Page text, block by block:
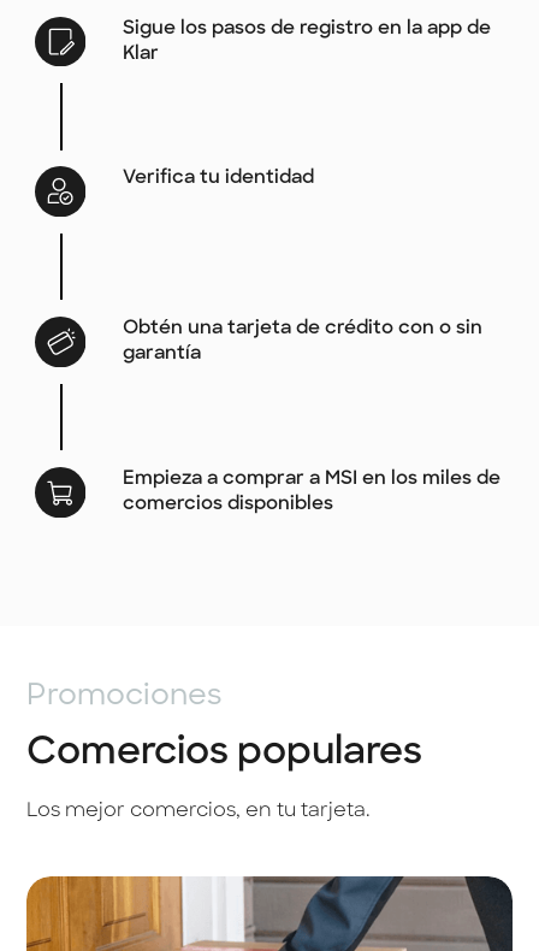
Sigue los pasos de registro en la app de
Klar
Verifica tu identidad
Obtén una tarjeta de crédito con o sin
garantía
Empieza a comprar a MSI en los miles de
comercios disponibles
Promociones
Comercios populares
Los mejor comercios, en tu tarjeta.